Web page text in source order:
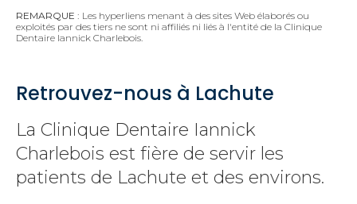
Retrouvez-nous à Lachute
La Clinique Dentaire Iannick
Charlebois est fière de servir les
patients de Lachute et des environs.
REMARQUE : Les hyperliens menant à des sites Web élaborés ou
exploités par des tiers ne sont ni affiliés ni liés à l'entité de la Clinique
Dentaire Iannick Charlebois.